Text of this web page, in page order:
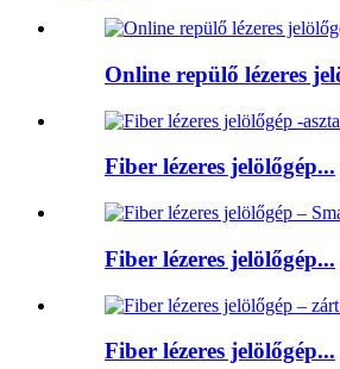
Online repülő lézeres
Fiber lézeres jelölőgép...
Fiber lézeres jelölőgép...
Fiber lézeres jelölőgép...